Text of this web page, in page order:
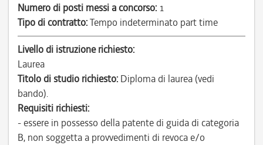
Numero di posti messi a concorso: 1
Tipo di contratto:Tempo indeterminato part time
Livello di istruzione richiesto:
Laurea
Titolo di studio richiesto: Diploma di laurea (vedi
bando).
Requisiti richiesti:
- essere in possesso della patente di guida di categoria
B, non soggetta a provvedimenti di revoca e/o